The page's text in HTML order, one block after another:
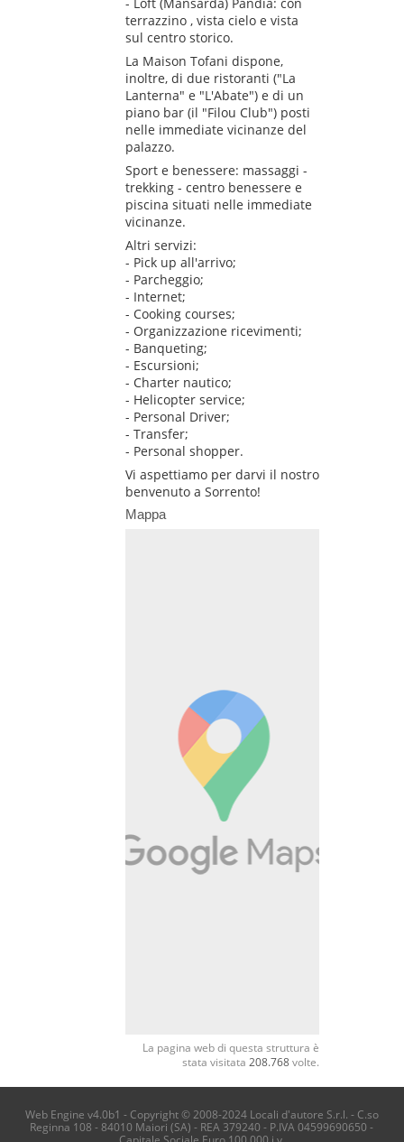
terrazzino , vista cielo e vista
sul centro storico.
La Maison Tofani dispone,
inoltre, di due ristoranti ("La
Lanterna" e "L'Abate") e di un
piano bar (il "Filou Club") posti
nelle immediate vicinanze del
palazzo.
Sport e benessere: massaggi -
trekking - centro benessere e
piscina situati nelle immediate
vicinanze.
Altri servizi:
- Pick up all'arrivo;
- Parcheggio;
- Internet;
- Cooking courses;
- Organizzazione ricevimenti;
- Banqueting;
- Escursioni;
- Charter nautico;
- Helicopter service;
- Personal Driver;
- Transfer;
- Personal shopper.
Vi aspettiamo per darvi il nostro
benvenuto a Sorrento!
Mappa
La pagina web di questa struttura è
stata visitata 208.768volte.
Web Engine v4.0b1 - Copyright © 2008-2024 Locali d'autore S.r.l. - C.so
Reginna 108 - 84010 Maiori (SA) - REA 379240 - P.IVA 04599690650 -